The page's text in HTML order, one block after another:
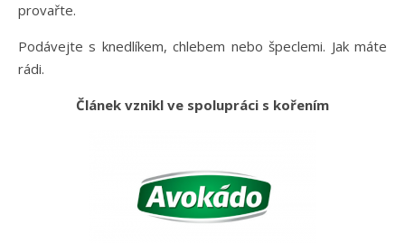
provařte.
Podávejte s knedlíkem, chlebem nebo špeclemi. Jak máte
rádi.
Článek vznikl ve spolupráci s kořením